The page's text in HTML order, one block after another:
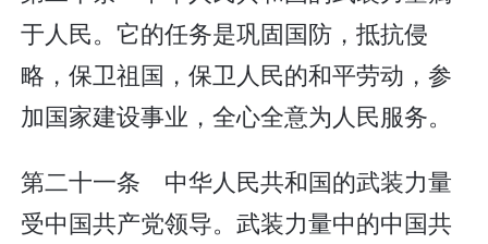
于人民。它的任务是巩固国防，抵抗侵
略，保卫祖国，保卫人民的和平劳动，参
加国家建设事业，全心全意为人民服务。
第二十一条 中华人民共和国的武装力量
受中国共产党领导。武装力量中的中国共